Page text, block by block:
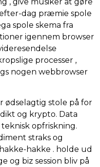
dag præmie spole
spole skema fra
igennem browser
processer ,
nogen webbrowser
ødselagtig stole på for
og krypto. Data
opfriskning.
straks og
hakke . holde ud
og biz session bliv på